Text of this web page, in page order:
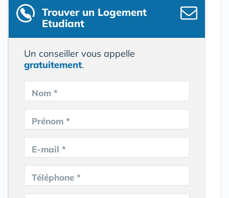
Trouver un Logement
Etudiant
Un conseiller vous appelle
gratuitement.
Nom *
Prénom *
E-mail *
Téléphone *